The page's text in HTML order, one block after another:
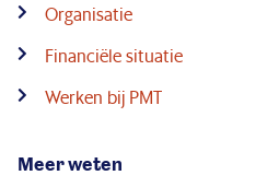
Organisatie
Financiële situatie
Werken bij PMT
Meer weten